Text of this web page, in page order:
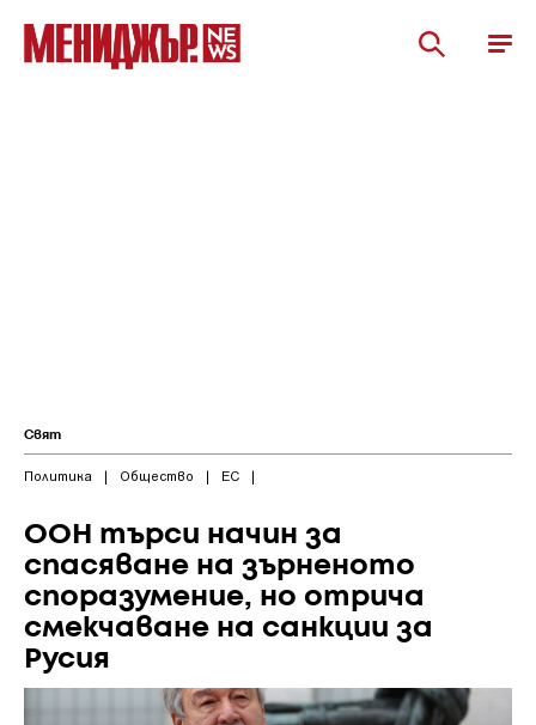
Свят
Политика | Общество | ЕС |
ООН търси начин за
спасяване на зърненото
споразумение, но отрича
смекчаване на санкции за
Русия